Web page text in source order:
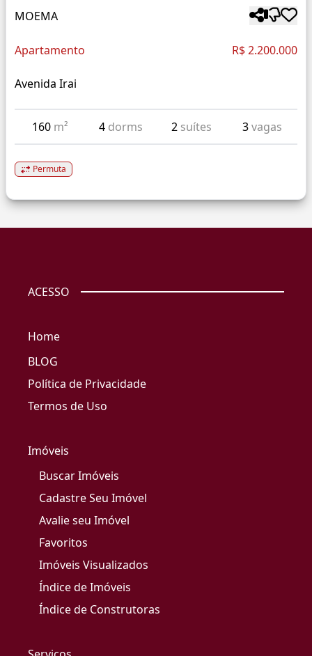
MOEMA
Apartamento R$ 2.200.000
Avenida Irai
160 m² 4 dorms 2 suítes 3vagas
Permuta
ACESSO
Home
BLOG
Política de Privacidade
Termos de Uso
Imóveis
Buscar Imóveis
Cadastre Seu Imóvel
Avalie seu Imóvel
Favoritos
Imóveis Visualizados
Índice de Imóveis
Índice de Construtoras